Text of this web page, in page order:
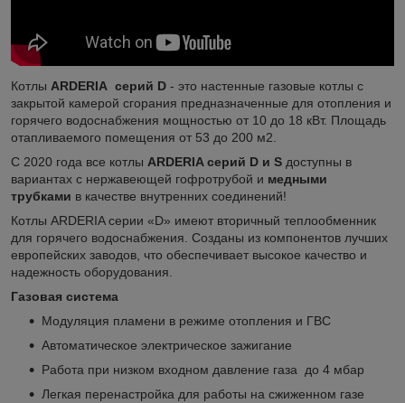
Котлы ARDERIA серий D - это настенные газовые котлы с
закрытой камерой сгорания предназначенные для отопления и
горячего водоснабжения мощностью от 10 до 18 кВт. Площадь
отапливаемого помещения от 53 до 200 м2.
С 2020 года все котлы ARDERIA серий D и S доступны в
вариантах с нержавеющей гофротрубой и медными
трубками в качестве внутренних соединений!
Котлы ARDERIA серии «D» имеют вторичный теплообменник
для горячего водоснабжения. Созданы из компонентов лучших
европейских заводов, что обеспечивает высокое качество и
надежность оборудования.
Газовая система
Модуляция пламени в режиме отопления и ГВС
Автоматическое электрическое зажигание
Работа при низком входном давление газа до 4 мбар
Легкая перенастройка для работы на сжиженном газе